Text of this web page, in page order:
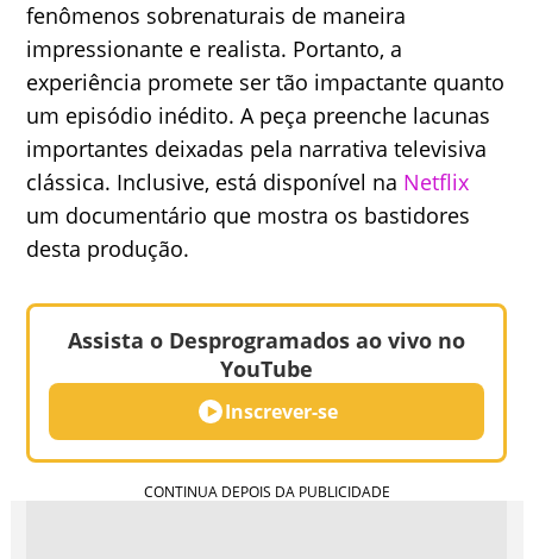
fenômenos sobrenaturais de maneira
impressionante e realista. Portanto, a
experiência promete ser tão impactante quanto
um episódio inédito. A peça preenche lacunas
importantes deixadas pela narrativa televisiva
clássica. Inclusive, está disponível na Netflix
um documentário que mostra os bastidores
desta produção.
Assista o Desprogramados ao vivo no
YouTube
Inscrever-se